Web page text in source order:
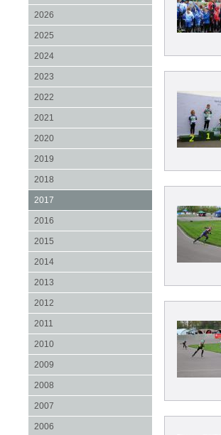
2026
2025
2024
2023
2022
2021
2020
2019
2018
2017
2016
2015
2014
2013
2012
2011
2010
2009
2008
2007
2006